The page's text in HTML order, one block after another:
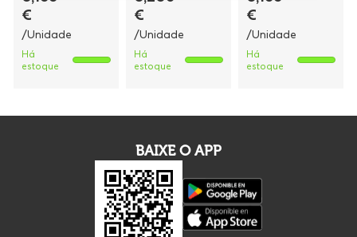
€
/Unidade
Há
estoque
€
/Unidade
Há
estoque
€
/Unidade
Há
estoque
BAIXE O APP